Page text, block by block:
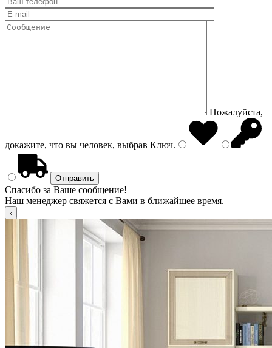
Пожалуйста,
докажите, что вы человек, выбрав Ключ.
Спасибо за Ваше сообщение!
Наш менеджер свяжется с Вами в ближайшее время.